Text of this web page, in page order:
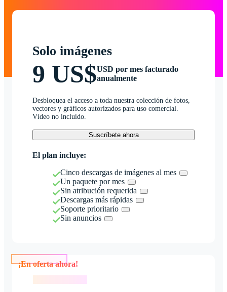
Solo imágenes
9 US$USD por mes facturado
anualmente
Desbloquea el acceso a toda nuestra colección de fotos,
vectores y gráficos autorizados para uso comercial.
Vídeo no incluido.
Suscríbete ahora
El plan incluye:
Cinco descargas de imágenes al mes
Un paquete por mes
Sin atribución requerida
Descargas más rápidas
Soporte prioritario
Sin anuncios